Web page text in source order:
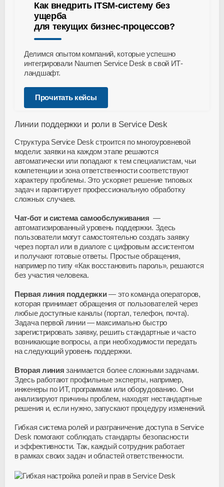
Как внедрить ITSM-систему без
ущерба
для текущих бизнес-процессов?
Делимся опытом компаний, которые успешно
интегрировали Naumen Service Desk в свой ИТ-
ландшафт.
Прочитать кейсы
Линии поддержки и роли в Service Desk
Структура Service Desk строится по многоуровневой
модели: заявки на каждом этапе решаются
автоматически или попадают к тем специалистам, чьи
компетенции и зона ответственности соответствуют
характеру проблемы. Это ускоряет решение типовых
задач и гарантирует профессиональную обработку
сложных случаев.
Чат-боти система самообслуживания —
автоматизированный уровень поддержки. Здесь
пользователи могут самостоятельно создать заявку
через портал или в диалоге с цифровым ассистентом
и получают готовые ответы. Простые обращения,
например по типу «Как восстановить пароль», решаются
без участия человека.
Первая линия поддержки— это команда операторов,
которая принимает обращения от пользователей через
любые доступные каналы (портал, телефон, почта).
Задача первой линии — максимально быстро
зарегистрировать заявку, решить стандартные и часто
возникающие вопросы, а при необходимости передать
на следующий уровень поддержки.
Вторая линия занимается более сложными задачами.
Здесь работают профильные эксперты, например,
инженеры по ИТ, программам или оборудованию. Они
анализируют причины проблем, находят нестандартные
решения и, если нужно, запускают процедуру изменений.
Гибкая система ролей и разграничение доступа в Service
Desk помогают соблюдать стандарты безопасности
и эффективности. Так, каждый сотрудник работает
в рамках своих задач и областей ответственности.